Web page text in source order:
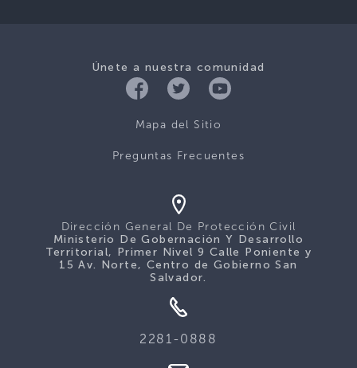
Únete a nuestra comunidad
Mapa del Sitio
Preguntas Frecuentes
Dirección General De Protección Civil
Ministerio De Gobernación Y Desarrollo
Territorial, Primer Nivel 9 Calle Poniente y
15 Av. Norte, Centro de Gobierno San
Salvador.
2281-0888